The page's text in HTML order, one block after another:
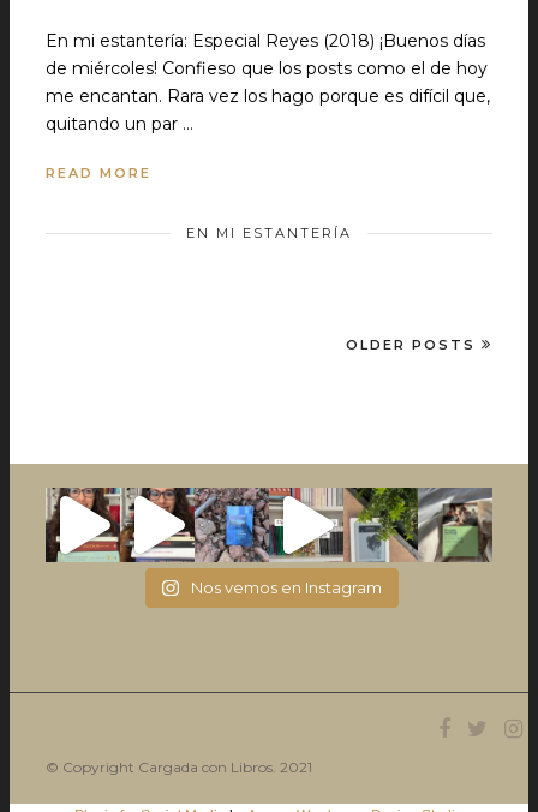
En mi estantería: Especial Reyes (2018) ¡Buenos días
de miércoles! Confieso que los posts como el de hoy
me encantan. Rara vez los hago porque es difícil que,
quitando un par …
READ MORE
EN MI ESTANTERÍA
OLDER POSTS
Nos vemos en Instagram
© Copyright Cargada con Libros. 2021